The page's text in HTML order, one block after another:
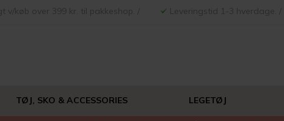
TØJ, SKO & ACCESSORIES LEGETØJ